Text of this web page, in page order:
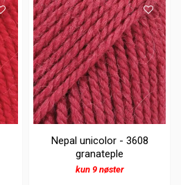
Nepal unicolor - 3608
granateple
kun 9 nøster